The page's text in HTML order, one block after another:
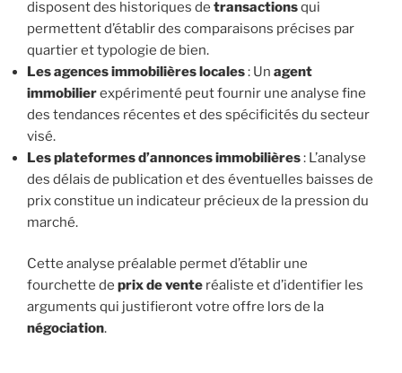
disposent des historiques de transactionsqui
permettent d’établir des comparaisons précises par
quartier et typologie de bien.
Lesagences immobilièreslocales: Un agent
immobilierexpérimenté peut fournir une analyse fine
des tendances récentes et des spécificités du secteur
visé.
Les plateformes d’annonces immobilières: L’analyse
des délais de publication et des éventuelles baisses de
prix constitue un indicateur précieux de la pression du
marché.
Cette analyse préalable permet d’établir une
fourchette de prix de vente réaliste et d’identifier les
arguments qui justifieront votre offre lors de la
négociation.